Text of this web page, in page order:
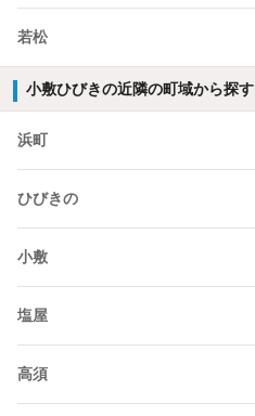
若松
小敷ひびきの近隣の町域から探す
浜町
ひびきの
小敷
塩屋
高須